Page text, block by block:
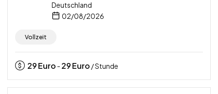
Deutschland
02/08/2026
Vollzeit
29Euro - 29Euro / Stunde